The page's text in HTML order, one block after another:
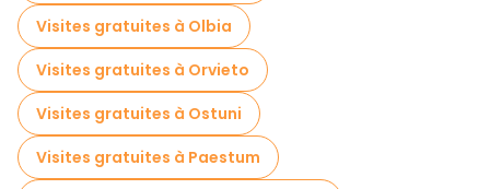
Visites gratuites à Olbia
Visites gratuites à Orvieto
Visites gratuites à Ostuni
Visites gratuites à Paestum